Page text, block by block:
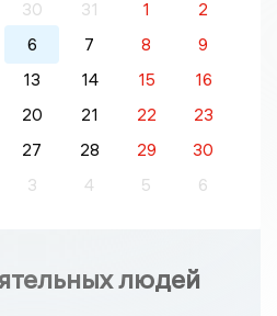
30 31 1
2
6 7 8
9
13 14 15
16
20 21 22
23
27 28 29
30
3 4 5 6
людей